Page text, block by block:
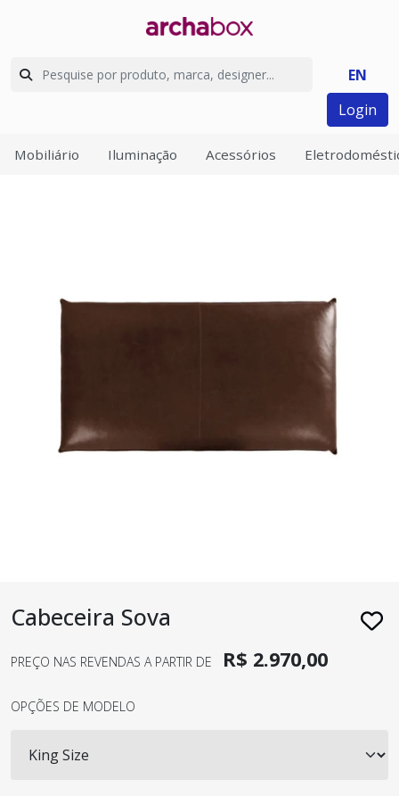
EN
Login
Mobiliário Iluminação Acessórios
Cabeceira Sova
PREÇO NAS REVENDAS A PARTIR DE R$ 2.970,00
OPÇÕES DE MODELO